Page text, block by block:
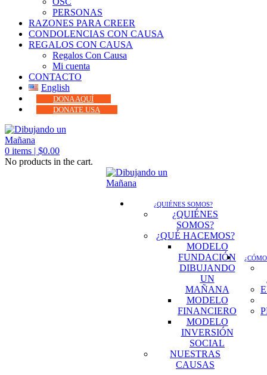
PERSONAS
RAZONES PARA CREER
CONDOLENCIAS CON CAUSA
REGALOS CON CAUSA
Regalos Con Causa
Mi cuenta
CONTACTO
English
DONA AQUÍ
DONATE USA
0 items | $0.00
No products in the cart.
¿QUIÉNES SOMOS?
¿QUIÉNES
SOMOS?
¿QUÉ HACEMOS?
MODELO
FUNDACIÓN
DIBUJANDO
UN
MAÑANA
MODELO
FINANCIERO
MODELO
INVERSIÓN
SOCIAL
NUESTRAS
CAUSAS